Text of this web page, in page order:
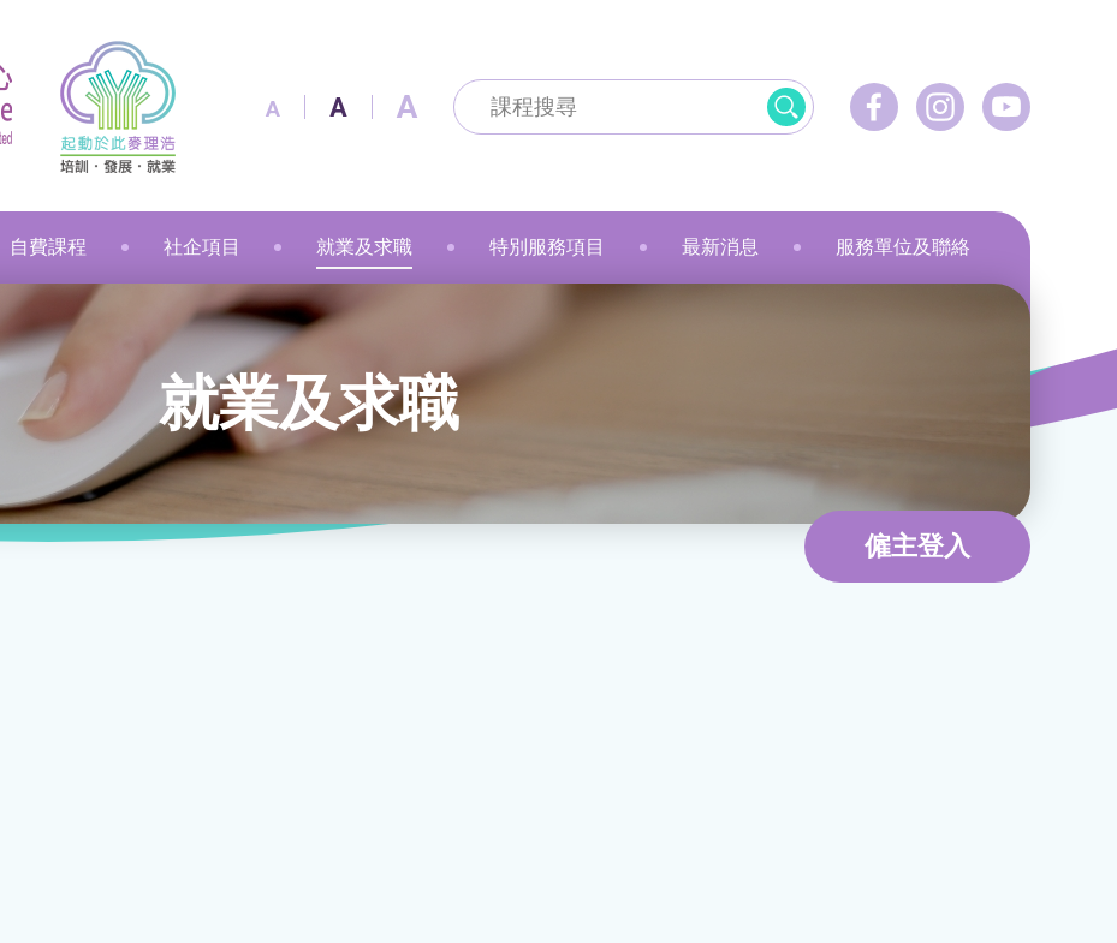
A A A
資訊及通訊科技 金融財務
中醫保健
美容 美髮
酒店 教育康體
印刷及出版 個人素養
職業語文 健康護理
旅遊
飲食 美容
中醫保健 健康護理
物業管理及保安 社會服務
商業 環境服務
飲食 職業語文
通用技能 職業語文
飲食 商業
自費課程
髮型改造 動物保健
化妝 美容
布藝製作 車縫
保鮮花手作 押花手作
新春注連繩
和諧粉彩 蠟燭
星際漫遊 小廚神學堂
和諧粉彩畫(兒童) Sweet Heart 甜品工房
社企項目
寵愛軒
麥理浩餐廳
融藝工房
融藝坊
就業及求職
就業及求職
最新資訊 / 招聘會
求職錦囊
僱主及企業服務
特別服務項目 最新消息 服務單位及聯絡
就業及求職
僱主登入